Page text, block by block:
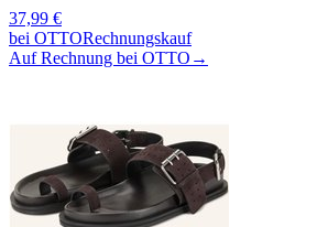
37,99 €
bei OTTORechnungskauf
Auf Rechnung bei OTTO →